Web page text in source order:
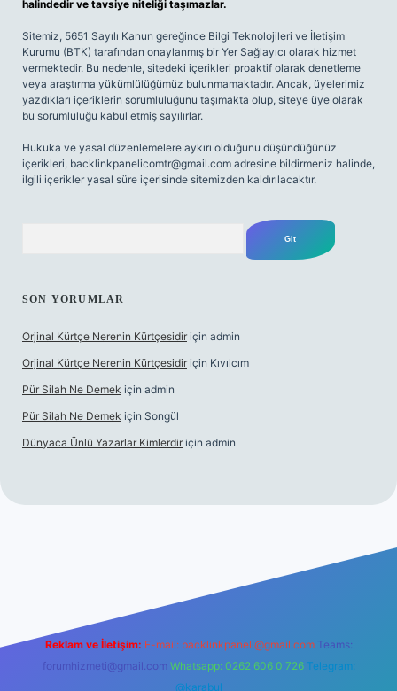
halindedir ve tavsiye niteliği taşımazlar.
Sitemiz, 5651 Sayılı Kanun gereğince Bilgi Teknolojileri ve İletişim
Kurumu (BTK) tarafından onaylanmış bir Yer Sağlayıcı olarak hizmet
vermektedir. Bu nedenle, sitedeki içerikleri proaktif olarak denetleme
veya araştırma yükümlülüğümüz bulunmamaktadır. Ancak, üyelerimiz
yazdıkları içeriklerin sorumluluğunu taşımakta olup, siteye üye olarak
bu sorumluluğu kabul etmiş sayılırlar.
Hukuka ve yasal düzenlemelere aykırı olduğunu düşündüğünüz
içerikleri, backlinkpanelicomtr@gmail.com adresine bildirmeniz halinde,
ilgili içerikler yasal süre içerisinde sitemizden kaldırılacaktır.
SON YORUMLAR
Orjinal Kürtçe Nerenin Kürtçesidir için admin
Orjinal Kürtçe Nerenin Kürtçesidir için Kıvılcım
Pür Silah Ne Demek için admin
Pür Silah Ne Demek için Songül
Dünyaca Ünlü Yazarlar Kimlerdir için admin
Reklam ve İletişim: E-mail: backlinkpaneli@gmail.com Teams:
forumhizmeti@gmail.com Whatsapp: 0262 606 0 726 Telegram:
@karabul